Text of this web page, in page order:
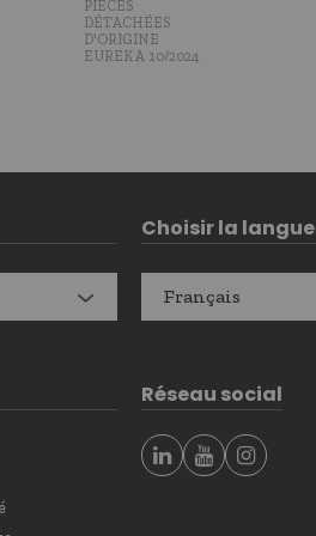
PIÈCES
DÉTACHÉES
D'ORIGINE
EUREKA 10/2024
Choisir la langue
Français
Réseau social